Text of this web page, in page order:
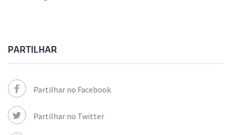
PARTILHAR
Partilhar no Facebook
Partilhar no Twitter